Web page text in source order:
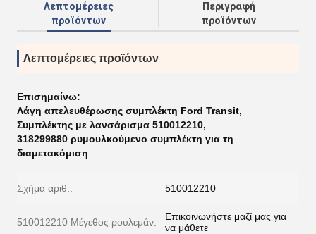
Λεπτομέρειες
προϊόντων
Περιγραφή
προϊόντων
Λεπτομέρειες προϊόντων
Επισημαίνω:
Λάγη απελευθέρωσης συμπλέκτη Ford Transit,
Συμπλέκτης με λανσάρισμα 510012210,
318299880 ρυμουλκούμενο συμπλέκτη για τη
διαμετακόμιση
Σχήμα αριθ.: 510012210
510012210 Μέγεθος ρουλεμάν:
Επικοινωνήστε μαζί μας για
να μάθετε